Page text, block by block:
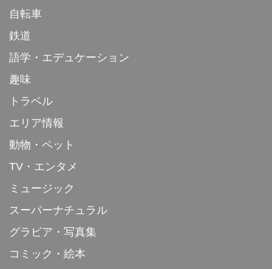
自転車
鉄道
語学・エデュケーション
趣味
トラベル
エリア情報
動物・ペット
TV・エンタメ
ミュージック
スーパーナチュラル
グラビア・写真集
コミック・絵本